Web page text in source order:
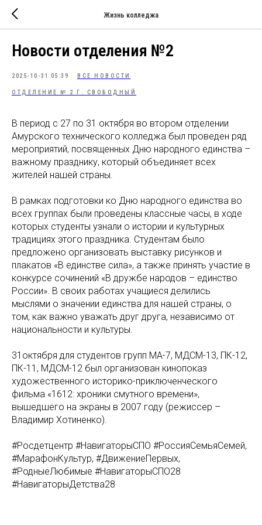
Жизнь колледжа
Новости отделения №2
2025-10-31 05:39 ВСЕ НОВОСТИ
ОТДЕЛЕНИЕ № 2 Г. СВОБОДНЫЙ
В период с 27 по 31 октября во втором отделении
Амурского технического колледжа был проведен ряд
мероприятий, посвященных Дню народного единства –
важному празднику, который объединяет всех
жителей нашей страны.
В рамках подготовки ко Дню народного единства во
всех группах были проведены классные часы, в ходе
которых студенты узнали о истории и культурных
традициях этого праздника. Студентам было
предложено организовать выставку рисунков и
плакатов «В единстве сила», а также принять участие в
конкурсе сочинений «В дружбе народов – единство
России». В своих работах учащиеся делились
мыслями о значении единства для нашей страны, о
том, как важно уважать друг друга, независимо от
национальности и культуры.
31октября для студентов групп МА-7, МДСМ-13, ПК-12,
ПК-11, МДСМ-12 был организован кинопоказ
художественного историко-приключенческого
фильма «1612: хроники смутного времени»,
вышедшего на экраны в 2007 году (режиссер –
Владимир Хотиненко).
#Росдетцентр #НавигаторыСПО #РоссияСемьяСемей,
#МарафонКультур, #ДвижениеПервых,
#РодныеЛюбимые #НавигаторыСПО28
#НавигаторыДетства28